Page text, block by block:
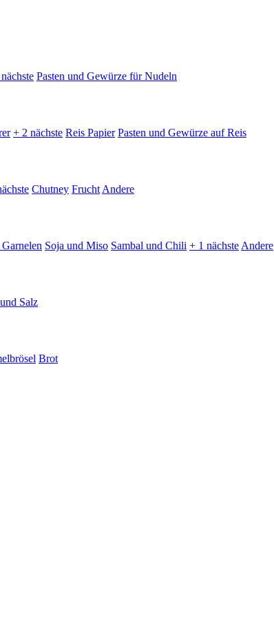
Pasten und Gewürze für Nudeln
+ 2 nächste Reis Papier Pasten und Gewürze auf Reis
Chutney Frucht Andere
Soja und Miso Sambal und Chili + 1 nächste Andere
Salz
Brot